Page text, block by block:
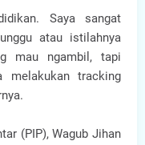
Saya sangat
atau istilahnya
mau ngambil, tapi
melakukan tracking
(PIP), Wagub Jihan